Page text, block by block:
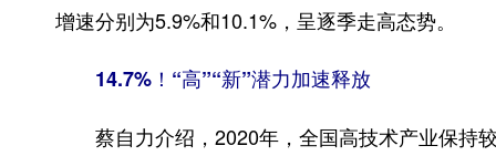
增速分别为5.9%和10.1%，呈逐季走高态势。
14.7%！“高”“新”潜力加速释放
蔡自力介绍，2020年，全国高技术产业保持